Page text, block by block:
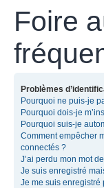
Foire
Problèmes
Pourquoi ne puis-je
Pourquoi dois-je
Pourquoi suis-je
Comment empêcher
connectés ?
J’ai perdu mon mot
Je suis enregistré
Je me suis enregistré